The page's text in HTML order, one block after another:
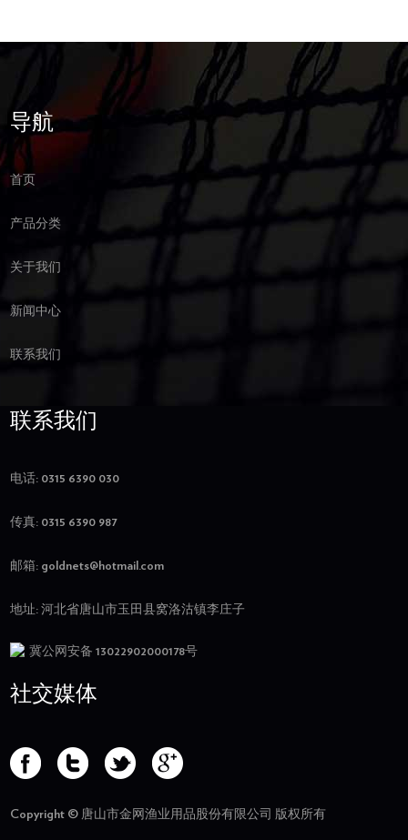
导航
首页
产品分类
关于我们
新闻中心
联系我们
联系我们
电话: 0315 6390 030
传真: 0315 6390 987
邮箱: goldnets@hotmail.com
地址: 河北省唐山市玉田县窝洛沽镇李庄子
冀公网安备 13022902000178号
社交媒体
Copyright © 唐山市金网渔业用品股份有限公司 版权所有